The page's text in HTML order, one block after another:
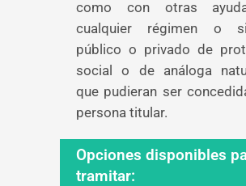
como con otras
cualquier régimen o
público o privado de
social o de análoga
que pudieran ser
persona titular.
Opciones disponibles
tramitar: